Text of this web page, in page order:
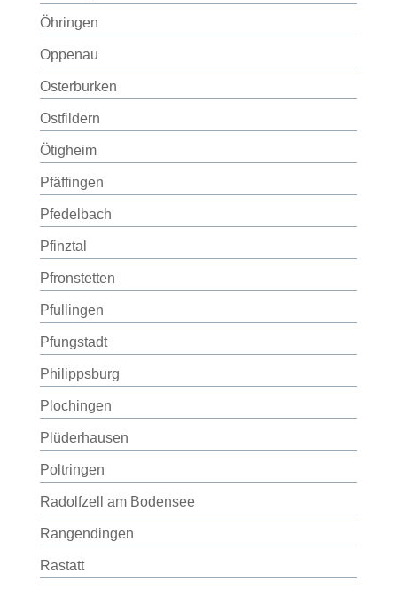
Öhringen
Oppenau
Osterburken
Ostfildern
Ötigheim
Pfäffingen
Pfedelbach
Pfinztal
Pfronstetten
Pfullingen
Pfungstadt
Philippsburg
Plochingen
Plüderhausen
Poltringen
Radolfzell am Bodensee
Rangendingen
Rastatt